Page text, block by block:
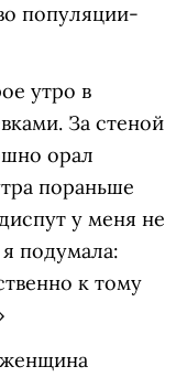
популяции-
утро в
За стеной
орал
пораньше
у меня не
подумала:
к тому